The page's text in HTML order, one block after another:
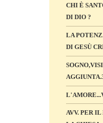
CHI È
DI DIO ?
LA
DI GESÙ
AVV. PER